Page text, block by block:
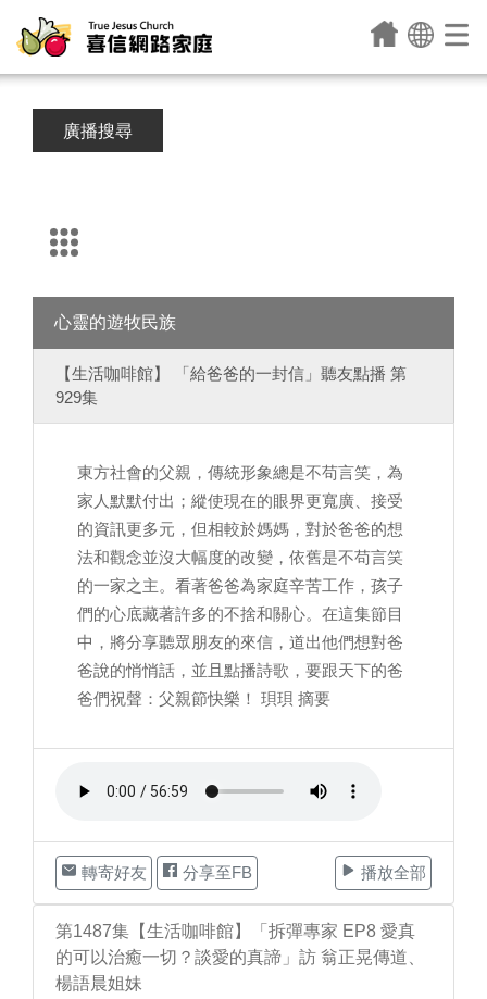
廣播搜尋
心靈的遊牧民族
【生活咖啡館】 「給爸爸的一封信」聽友點播 第
929集
東方社會的父親，傳統形象總是不苟言笑，為
家人默默付出；縱使現在的眼界更寬廣、接受
的資訊更多元，但相較於媽媽，對於爸爸的想
法和觀念並沒大幅度的改變，依舊是不苟言笑
的一家之主。看著爸爸為家庭辛苦工作，孩子
們的心底藏著許多的不捨和關心。在這集節目
中，將分享聽眾朋友的來信，道出他們想對爸
爸說的悄悄話，並且點播詩歌，要跟天下的爸
爸們祝聲：父親節快樂！ 珼珼 摘要
轉寄好友 分享至FB 播放全部
第1487集【生活咖啡館】「拆彈專家 EP8 愛真
的可以治癒一切？談愛的真諦」訪 翁正晃傳道、
楊語晨姐妹